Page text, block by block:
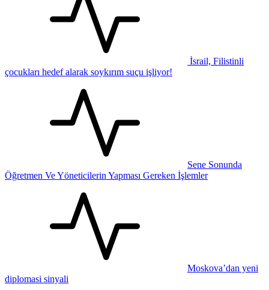
İsrail, Filistinli
çocukları hedef alarak soykırım suçu işliyor!
Sene Sonunda
Öğretmen Ve Yöneticilerin Yapması Gereken İşlemler
Moskova’dan yeni
diplomasi sinyali